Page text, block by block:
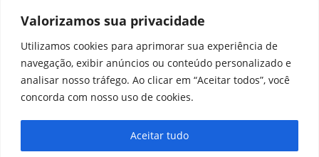
Valorizamos sua privacidade
Utilizamos cookies para aprimorar sua experiência de
navegação, exibir anúncios ou conteúdo personalizado e
analisar nosso tráfego. Ao clicar em “Aceitar todos”, você
concorda com nosso uso de cookies.
Aceitar tudo
Contato Home Aviso legal Configurações de cookies
Equipe Perfil Política de cookies Serviços